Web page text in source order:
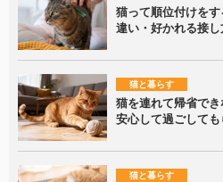
猫って順位付けを
違い・好かれる接し
猫と暮らす
猫を連れて帰省でき
安心して過ごして
猫と暮らす